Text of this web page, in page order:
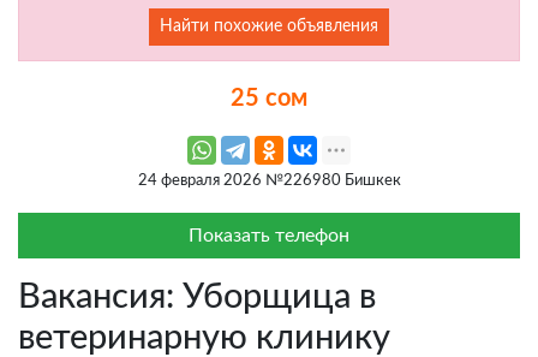
Найти похожие объявления
25 сом
24 февраля 2026 №226980 Бишкек
Показать телефон
Вакансия: Уборщица в
ветеринарную клинику